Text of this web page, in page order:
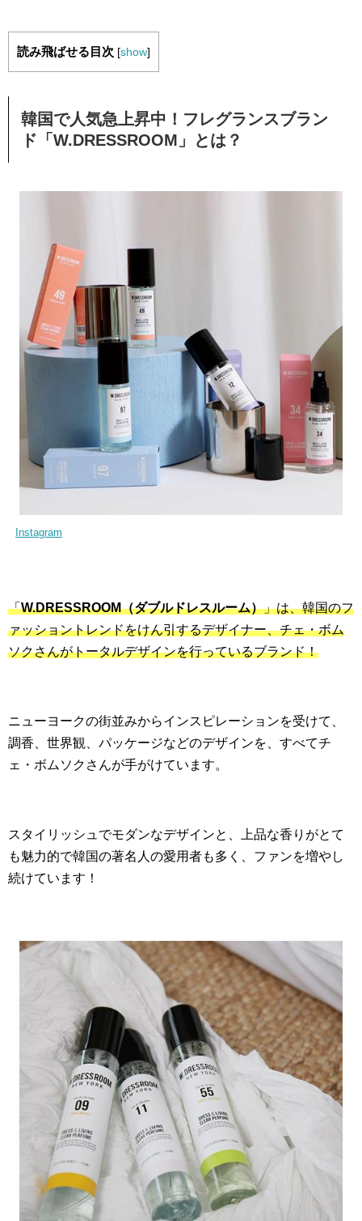
読み飛ばせる目次 [show]
韓国で人気急上昇中！フレグランスブラン
ド「W.DRESSROOM」とは？
Instagram
「W.DRESSROOM（ダブルドレスルーム）」は、韓国のフ
ァッショントレンドをけん引するデザイナー、チェ・ボム
ソクさんがトータルデザインを行っているブランド！
ニューヨークの街並みからインスピレーションを受けて、
調香、世界観、パッケージなどのデザインを、すべてチ
ェ・ボムソクさんが手がけています。
スタイリッシュでモダンなデザインと、上品な香りがとて
も魅力的で韓国の著名人の愛用者も多く、ファンを増やし
続けています！